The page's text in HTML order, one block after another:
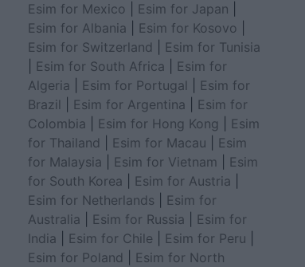
Esim for Mexico
Esim for Japan
Esim for Albania
Esim for Kosovo
Esim for Switzerland
Esim for Tunisia
Esim for South Africa
Esim for
Algeria
Esim for Portugal
Esim for
Brazil
Esim for Argentina
Esim for
Colombia
Esim for Hong Kong
Esim
for Thailand
Esim for Macau
Esim
for Malaysia
Esim for Vietnam
Esim
for South Korea
Esim for Austria
Esim for Netherlands
Esim for
Australia
Esim for Russia
Esim for
India
Esim for Chile Esim for Peru
Esim for Poland
Esim for North